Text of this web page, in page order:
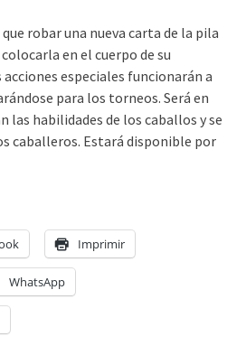
robar una nueva carta de la pila
en el cuerpo de su
especiales funcionarán a
para los torneos. Será en
las habilidades de los caballos y se
caballeros. Estará disponible por
Imprimir
WhatsApp